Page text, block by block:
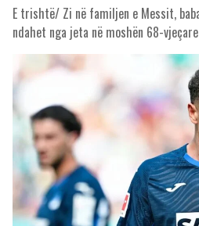
E trishtë/ Zi në familjen e Messit,
ndahet nga jeta në moshën 68-vjeçare